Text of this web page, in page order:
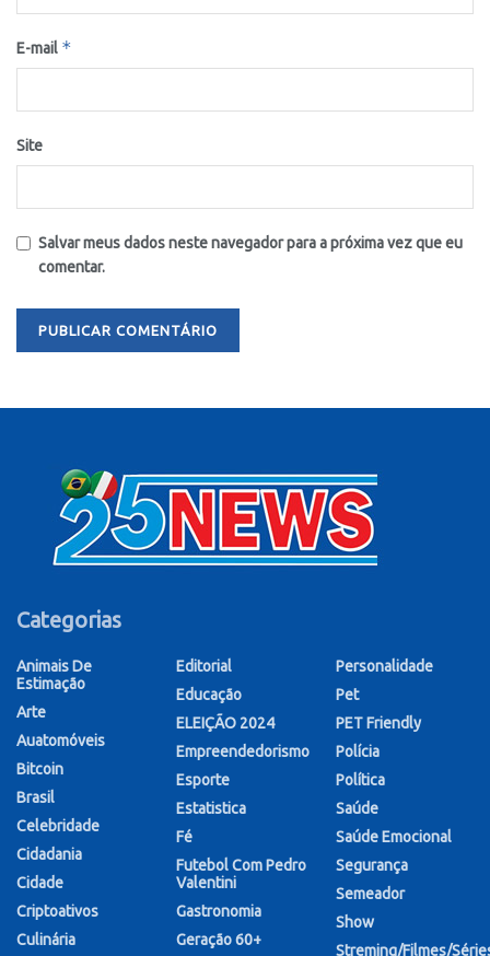
E-mail *
Site
Salvar meus dados neste navegador para a próxima vez que eu
comentar.
Categorias
Animais De
Estimação
Arte
Auatomóveis
Bitcoin
Brasil
Celebridade
Cidadania
Cidade
Criptoativos
Culinária
Editorial
Educação
ELEIÇÃO 2024
Empreendedorismo
Esporte
Estatistica
Fé
Futebol Com Pedro
Valentini
Gastronomia
Geração 60+
Personalidade
Pet
PET Friendly
Polícia
Política
Saúde
Saúde Emocional
Segurança
Semeador
Show
Streming/Filmes/